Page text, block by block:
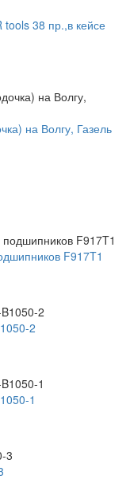
38 пр.,в кейсе
на Волгу, Газель
F917T1
2
1